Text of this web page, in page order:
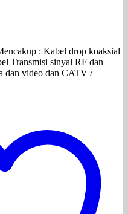
: Kabel drop koaksial
Transmisi sinyal RF dan
dan video dan CATV /